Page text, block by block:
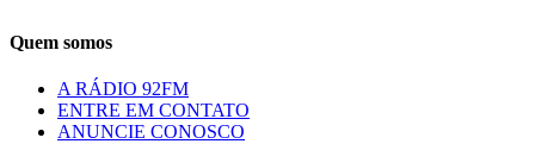
Quem somos
A RÁDIO 92FM
ENTRE EM CONTATO
ANUNCIE CONOSCO